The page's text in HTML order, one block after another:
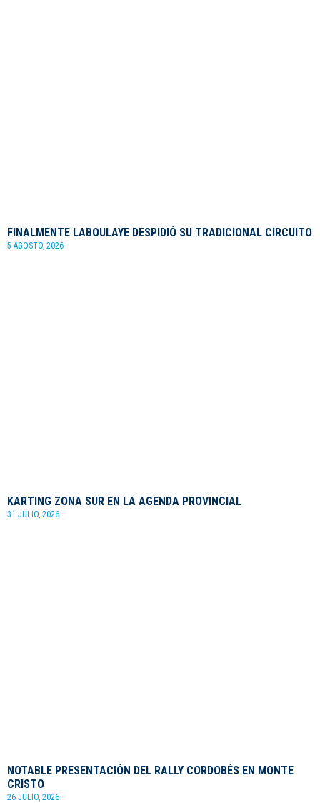
FINALMENTE LABOULAYE DESPIDIÓ SU TRADICIONAL CIRCUITO
5 AGOSTO, 2026
KARTING ZONA SUR EN LA AGENDA PROVINCIAL
31 JULIO, 2026
NOTABLE PRESENTACIÓN DEL RALLY CORDOBÉS EN MONTE
CRISTO
26 JULIO, 2026